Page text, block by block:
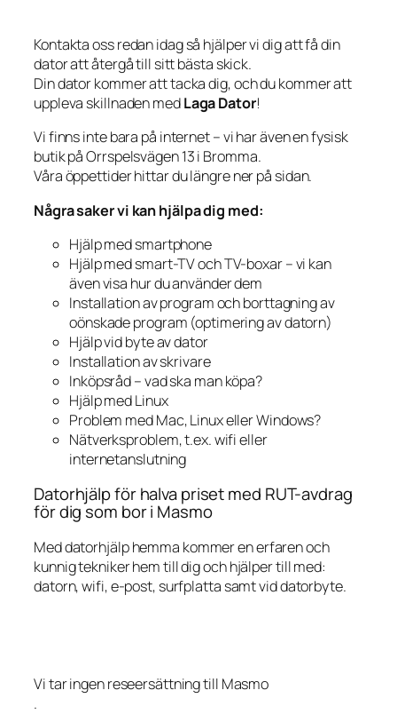
Kontakta oss redan idag så hjälper vi dig att få din
dator att återgå till sitt bästa skick.
Din dator kommer att tacka dig, och du kommer att
uppleva skillnaden medLaga Dator!
Vi finns inte bara på internet – vi har även en fysisk
butik på Orrspelsvägen 13 i Bromma.
Våra öppettider hittar du längre ner på sidan.
Några saker vi kan hjälpa dig med:
Hjälp med smartphone
Hjälp med smart-TV och TV-boxar – vi kan
även visa hur du använder dem
Installation av program och borttagning av
oönskade program (optimering av datorn)
Hjälp vid byte av dator
Installation av skrivare
Inköpsråd – vad ska man köpa?
Hjälp med Linux
Problem med Mac, Linux eller Windows?
Nätverksproblem, t.ex. wifi eller
internetanslutning
Datorhjälp för halva priset med RUT-avdrag
för dig som bor i Masmo
Med datorhjälp hemma kommer en erfaren och
kunnig tekniker hem till dig och hjälper till med:
datorn, wifi, e-post, surfplatta samt vid datorbyte.
Vi tar ingen reseersättning till Masmo
.